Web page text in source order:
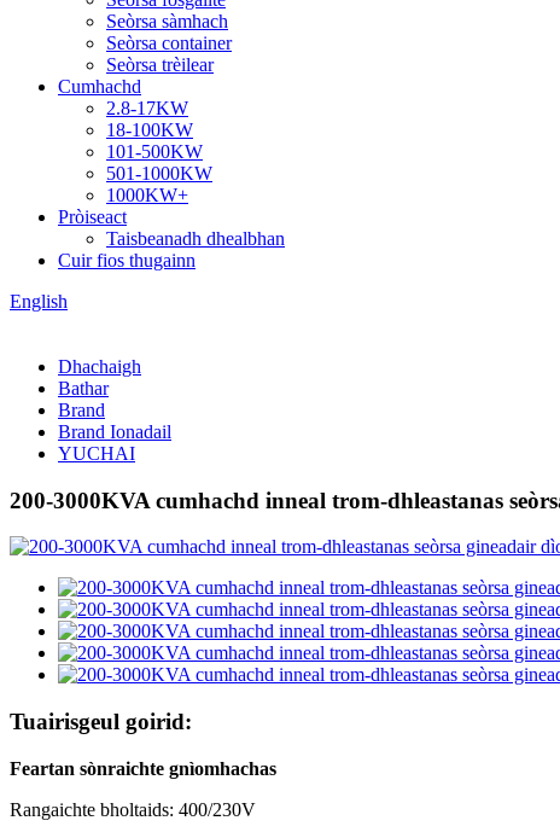
Seòrsa sàmhach
Seòrsa container
Seòrsa trèilear
Cumhachd
2.8-17KW
18-100KW
101-500KW
501-1000KW
1000KW+
Pròiseact
Taisbeanadh dhealbhan
Cuir fios thugainn
English
Dhachaigh
Bathar
Brand
Brand Ionadail
YUCHAI
200-3000KVA cumhachd inneal trom-dhleastanas
Tuairisgeul goirid:
Feartan sònraichte gnìomhachas
Rangaichte bholtaids: 400/230V